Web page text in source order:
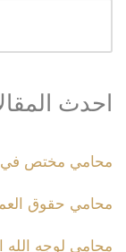
احدث
محامي مختص في
محامي حقوق
محامي لوجه الله